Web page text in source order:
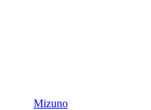
Mizuno